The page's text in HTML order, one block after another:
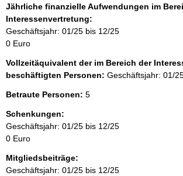
Jährliche finanzielle Aufwendungen im
Interessenvertretung:
Geschäftsjahr: 01/25 bis 12/25
0 Euro
Vollzeitäquivalent der im Bereich der
beschäftigten Personen: Geschäftsjahr: 01/
Betraute Personen: 5
Schenkungen:
Geschäftsjahr: 01/25 bis 12/25
0 Euro
Mitgliedsbeiträge:
Geschäftsjahr: 01/25 bis 12/25